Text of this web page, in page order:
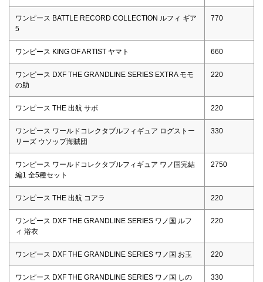
ワンピース BATTLE RECORD COLLECTION ルフィ ギア
5
770
ワンピース KING OF ARTIST ヤマト 660
ワンピース DXF THE GRANDLINE SERIES EXTRA モモ
の助
220
ワンピース THE 出航 サボ 220
ワンピース ワールドコレクタブルフィギュア ログストー
リーズ ウソップ海賊団
330
ワンピース ワールドコレクタブルフィギュア ワノ国完結
編1 全5種セット
2750
ワンピース THE 出航 コアラ 220
ワンピース DXF THE GRANDLINE SERIES ワノ国 ルフ
ィ 浴衣
220
ワンピース DXF THE GRANDLINE SERIES ワノ国 お玉 220
ワンピース DXF THE GRANDLINE SERIES ワノ国 しの
330